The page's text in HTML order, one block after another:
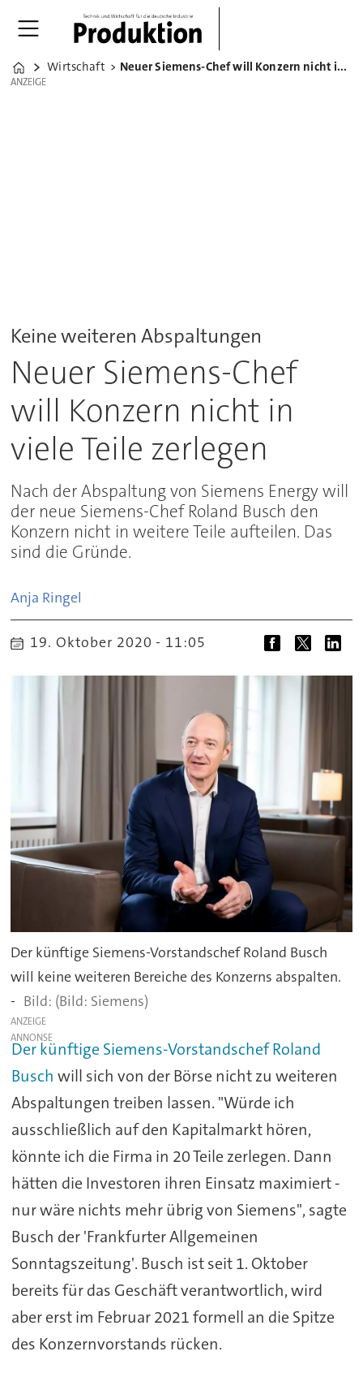
Home
Wirtschaft Neuer Siemens-Chef will Konzern nicht in viele Teile zerlegen
ANZEIGE
ANZEIGE
Keine weiteren Abspaltungen
Neuer Siemens-Chef
will Konzern nicht in
viele Teile zerlegen
Nach der Abspaltung von Siemens Energy will
der neue Siemens-Chef Roland Busch den
Konzern nicht in weitere Teile aufteilen. Das
sind die Gründe.
Anja Ringel
19. Oktober 2020 - 11:05
Der künftige Siemens-Vorstandschef Roland Busch
will keine weiteren Bereiche des Konzerns abspalten.
-
(Bild: Siemens)
ANZEIGE
Der künftige Siemens-Vorstandschef Roland
Busch will sich von der Börse nicht zu weiteren
Abspaltungen treiben lassen. "Würde ich
ausschließlich auf den Kapitalmarkt hören,
könnte ich die Firma in 20 Teile zerlegen. Dann
hätten die Investoren ihren Einsatz maximiert -
nur wäre nichts mehr übrig von Siemens", sagte
Busch der 'Frankfurter Allgemeinen
Sonntagszeitung'. Busch ist seit 1. Oktober
bereits für das Geschäft verantwortlich, wird
aber erst im Februar 2021 formell an die Spitze
des Konzernvorstands rücken.